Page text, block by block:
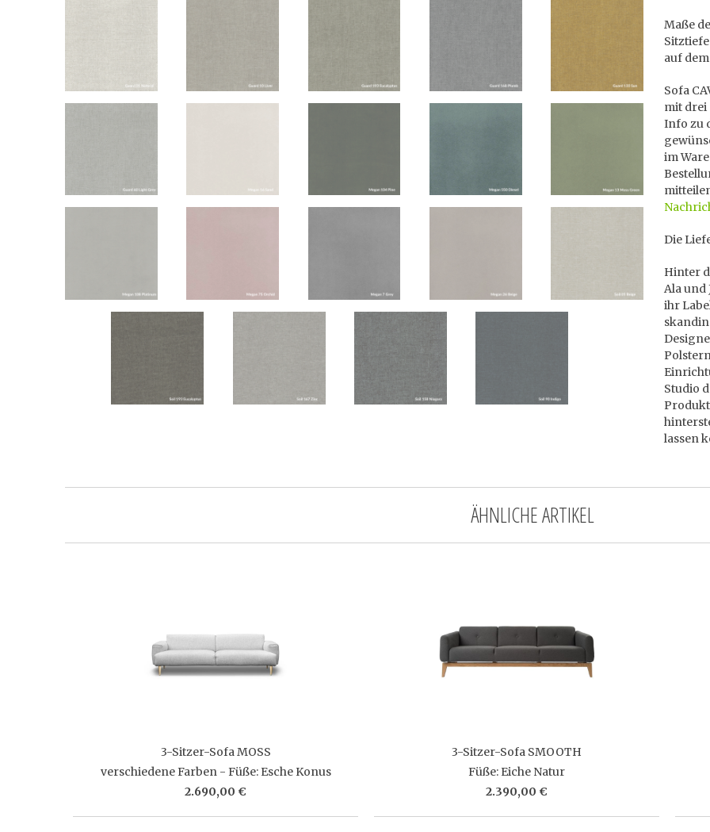
Maße
auf
Sofa
mit drei
Info zu
im
Die
Hinter
Ala und
ihr
Studio
lassen
ÄHNLICHE ARTIKEL
3-Sitzer-Sofa MOSS
verschiedene Farben - Füße: Esche Konus
2.690,00 €
3-Sitzer-Sofa SMOOTH
Füße: Eiche Natur
2.390,00 €